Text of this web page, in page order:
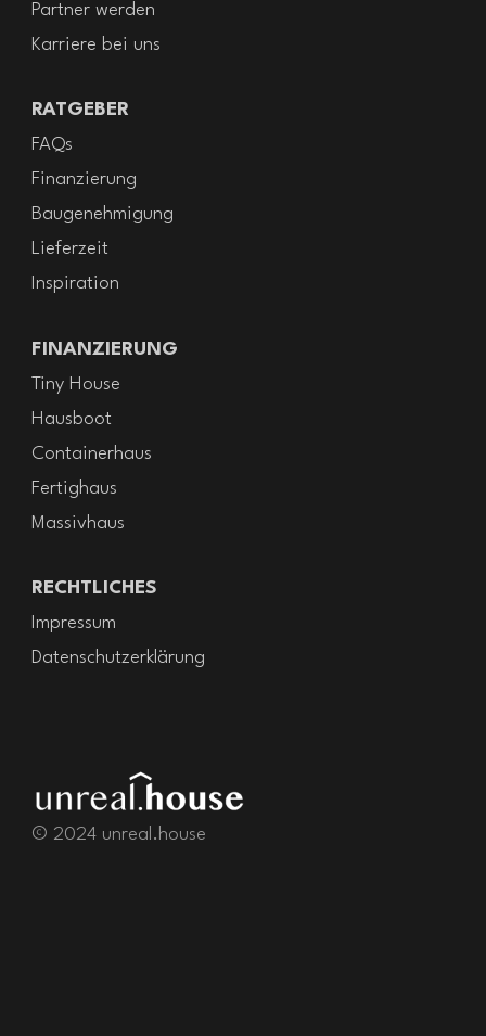
Partner werden
Karriere bei uns
RATGEBER
FAQs
Finanzierung
Baugenehmigung
Lieferzeit
Inspiration
FINANZIERUNG
Tiny House
Hausboot
Containerhaus
Fertighaus
Massivhaus
RECHTLICHES
Impressum
Datenschutzerklärung
© 2024 unreal.house